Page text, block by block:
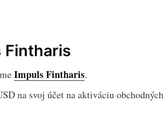
Fintharis
Impuls Fintharis.
na svoj účet na aktiváciu obchodných